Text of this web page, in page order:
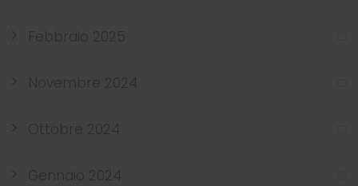
Febbraio 2025
Novembre 2024
Ottobre 2024
Gennaio 2024